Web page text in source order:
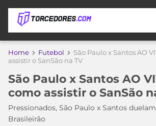
APOSTAS
DE
APOSTA
MELHORES
COPA
DO
MUNDO
Home Futebol
São Paulo x Santos AO
assistir o SanSão na TV
São Paulo x Santos AO
como assistir o SanSão
Pressionados, São Paulo x Santos
Brasileirão